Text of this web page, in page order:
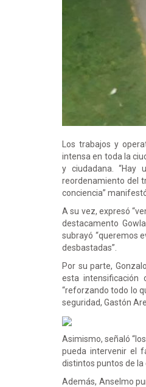
Los trabajos y
intensa en toda la
y ciudadana. “Hay
reordenamiento del
conciencia”
A su vez, expresó
destacamento
subrayó “queremos
desbastadas”.
Por su parte,
esta intensificación
“reforzando todo lo
seguridad, Gastón
Asimismo, señaló
pueda intervenir el
distintos puntos de la
Además, Anselmo